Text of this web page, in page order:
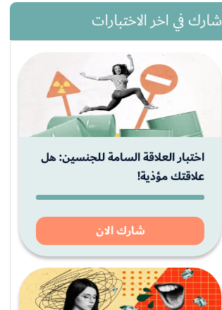
شارك في اخر الاختبارات
اختبار العلاقة السامة للجنسين: هل
علاقتك مؤذية!
شارك الان